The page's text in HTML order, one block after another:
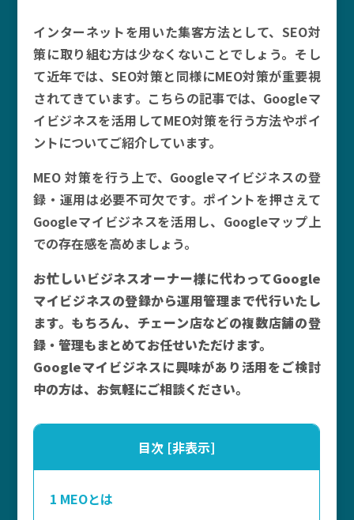
インターネットを用いた集客方法として、SEO対
策に取り組む方は少なくないことでしょう。そし
て近年では、SEO対策と同様にMEO対策が重要視
されてきています。こちらの記事では、Googleマ
イビジネスを活用してMEO対策を行う方法やポイ
ントについてご紹介しています。
MEO 対策を行う上で、Googleマイビジネスの登
録・運用は必要不可欠です。ポイントを押さえて
Googleマイビジネスを活用し、Googleマップ上
での存在感を高めましょう。
お忙しいビジネスオーナー様に代わってGoogle
マイビジネスの登録から運用管理まで代行いたし
ます。もちろん、チェーン店などの複数店舗の登
録・管理もまとめてお任せいただけます。
Googleマイビジネスに興味があり活用をご検討
中の方は、お気軽にご相談ください。
目次 [非表示]
1 MEOとは